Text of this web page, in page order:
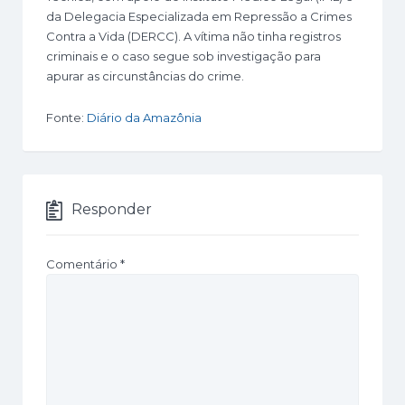
da Delegacia Especializada em Repressão a Crimes
Contra a Vida (DERCC). A vítima não tinha registros
criminais e o caso segue sob investigação para
apurar as circunstâncias do crime.
Fonte: Diário da Amazônia
Responder
Comentário *